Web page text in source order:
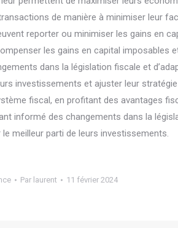
de manière à minimiser leur
reporter ou minimiser les gains en
les gains en capital imposables
dans la législation fiscale et
investissements et ajuster leur
fiscal, en profitant des avantages
informé des changements dans la
meilleur parti de leurs investissements.
Par laurent 11 février 2024